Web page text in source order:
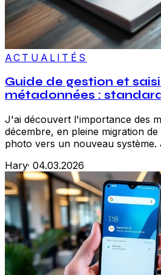
ACTUALITÉS
Guide de gestion et
métadonnées :
J'ai découvert l'importance des
décembre, en pleine migration
photo vers un nouveau système.
Hary· 04.03.2026